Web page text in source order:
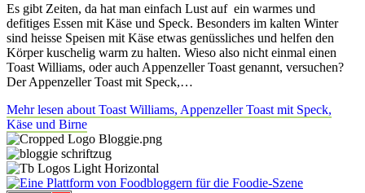
Es gibt Zeiten, da hat man einfach Lust auf ein warmes und
defitiges Essen mit Käse und Speck. Besonders im kalten Winter
sind heisse Speisen mit Käse etwas genüssliches und helfen den
Körper kuschelig warm zu halten. Wieso also nicht einmal einen
Toast Williams, oder auch Appenzeller Toast genannt, versuchen?
Der Appenzeller Toast mit Speck,…
Mehr lesen about Toast Williams, Appenzeller Toast mit Speck,
Käse und Birne